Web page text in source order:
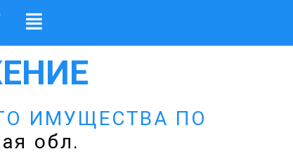
ИМУЩЕСТВА ПО
обл.